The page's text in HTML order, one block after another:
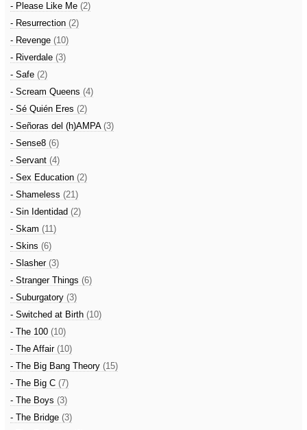
- Please Like Me (2)
- Resurrection (2)
- Revenge (10)
- Riverdale (3)
- Safe (2)
- Scream Queens (4)
- Sé Quién Eres (2)
- Señoras del (h)AMPA (3)
- Sense8 (6)
- Servant (4)
- Sex Education (2)
- Shameless (21)
- Sin Identidad (2)
- Skam (11)
- Skins (6)
- Slasher (3)
- Stranger Things (6)
- Suburgatory (3)
- Switched at Birth (10)
- The 100 (10)
- The Affair (10)
- The Big Bang Theory (15)
- The Big C (7)
- The Boys (3)
- The Bridge (3)